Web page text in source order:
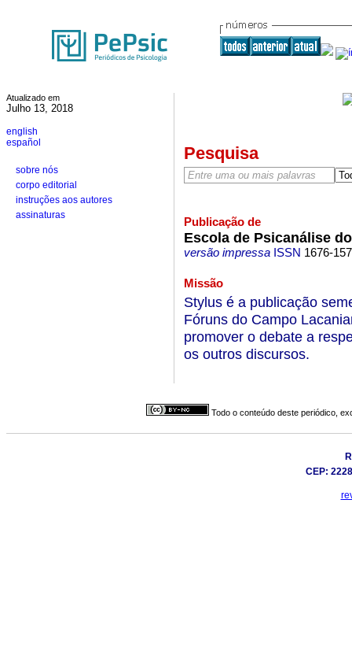
Atualizado em
Julho 13, 2018
english
español
sobre nós
corpo editorial
instruções aos autores
assinaturas
Pesquisa
Publicação de
Escola de Psicanálise
versão impressaISSN 1676-
Missão
Stylus é a publicação
Fóruns do Campo
promover o debate a
os outros discursos.
Todo o conteúdo deste periódico,
CEP: